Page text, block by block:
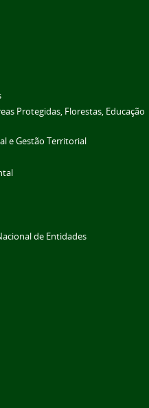
Protegidas, Florestas, Educação
e Gestão Territorial
de Entidades